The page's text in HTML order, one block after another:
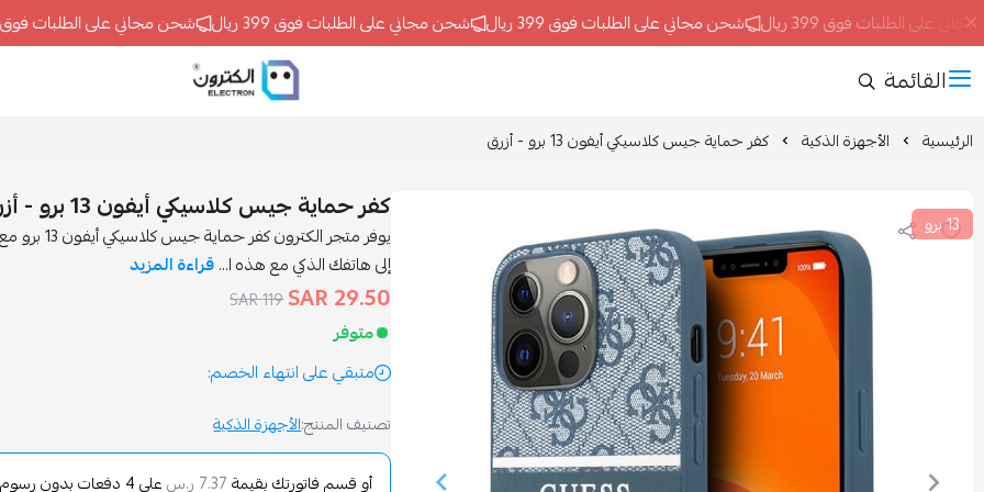
على الطلبات فوق 399 ريال شحن مجاني على الطلبات فوق 399 ريال شحن مجاني على الطلبات فوق 399 ريال شحن مجاني على الطلبات فوق 399 ريال
القائمة ELECTRON
الرئيسية الأجهزة الذكية كفر حماية جيس كلاسيكي أيفون 13 برو - أزرق
13 برو كفر حماية جيس كلاسيكي أيفون 13 برو - أزرق
يوفر متجر
إلى هاتفك الذكي مع هذه ا...قراءة المزيد
29.50 SAR
119 SAR
متوفر
متبقي على انتهاء الخصم:
تصنيف المنتج:الأجهزة الذكية
أو قسم فاتورتك بقيمة 7.37 ر.س على4 دفعات بدون رسوم